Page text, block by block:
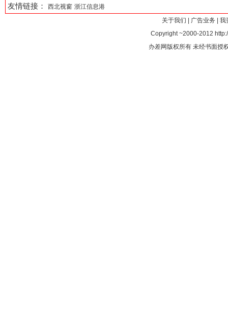
友情链接： 西北视窗 浙江信息港
关于我们
广告业务
我
Copyright ~2000-2012
办差网版权所有 未经书面授